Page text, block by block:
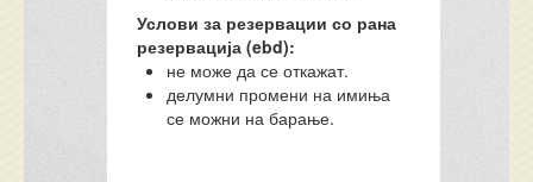
Услови за резервации со рана
резервација (ebd):
не може да се откажат.
делумни промени на имиња
се можни на барање.